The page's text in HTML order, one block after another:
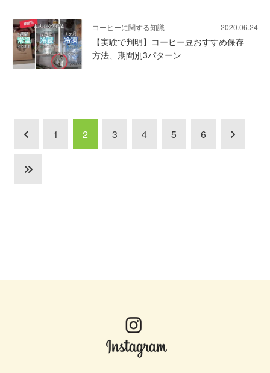
コーヒーに関する知識 2020.06.24
【実験で判明】コーヒー豆おすすめ保存
方法、期間別3パターン
1 2 3 4 5 6